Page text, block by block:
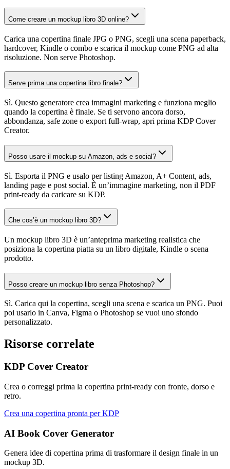
Come creare un mockup libro 3D online?
Carica una copertina finale JPG o PNG, scegli una scena paperback,
hardcover, Kindle o combo e scarica il mockup come PNG ad alta
risoluzione. Non serve Photoshop.
Serve prima una copertina libro finale?
Sì. Questo generatore crea immagini marketing e funziona meglio
quando la copertina è finale. Se ti servono ancora dorso,
abbondanza, safe zone o export full-wrap, apri prima KDP Cover
Creator.
Posso usare il mockup su Amazon, ads e social?
Sì. Esporta il PNG e usalo per listing Amazon, A+ Content, ads,
landing page e post social. È un’immagine marketing, non il PDF
print-ready da caricare su KDP.
Che cos’è un mockup libro 3D?
Un mockup libro 3D è un’anteprima marketing realistica che
posiziona la copertina piatta su un libro digitale, Kindle o scena
prodotto.
Posso creare un mockup libro senza Photoshop?
Sì. Carica qui la copertina, scegli una scena e scarica un PNG. Puoi
poi usarlo in Canva, Figma o Photoshop se vuoi uno sfondo
personalizzato.
Risorse correlate
KDP Cover Creator
Crea o correggi prima la copertina print-ready con fronte, dorso e
retro.
Crea una copertina pronta per KDP
AI Book Cover Generator
Genera idee di copertina prima di trasformare il design finale in un
mockup 3D.